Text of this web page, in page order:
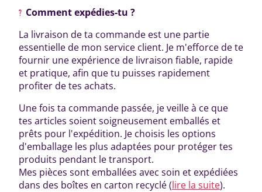
Comment expédies-tu ?
La livraison de ta commande est une partie
essentielle de mon service client. Je m'efforce de te
fournir une expérience de livraison fiable, rapide
et pratique, afin que tu puisses rapidement
profiter de tes achats.
Une fois ta commande passée, je veille à ce que
tes articles soient soigneusement emballés et
prêts pour l'expédition. Je choisis les options
d'emballage les plus adaptées pour protéger tes
produits pendant le transport.
Mes pièces sont emballées avec soin et expédiées
dans des boîtes en carton recyclé (lire la suite).